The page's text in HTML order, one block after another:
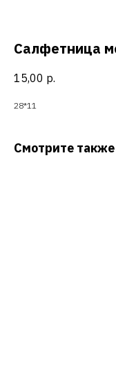
Салфетница
15,00 р.
28*11
Смотрите также